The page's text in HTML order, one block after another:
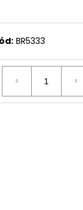
BR5333